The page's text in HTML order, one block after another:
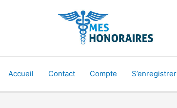
Accueil Contact Compte S’enregistrer